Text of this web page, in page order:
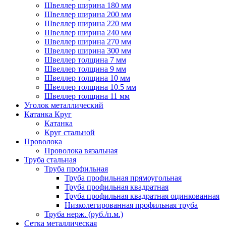
Швеллер ширина 180 мм
Швеллер ширина 200 мм
Швеллер ширина 220 мм
Швеллер ширина 240 мм
Швеллер ширина 270 мм
Швеллер ширина 300 мм
Швеллер толщина 7 мм
Швеллер толщина 9 мм
Швеллер толщина 10 мм
Швеллер толщина 10.5 мм
Швеллер толщина 11 мм
Уголок металлический
Катанка Круг
Катанка
Круг стальной
Проволока
Проволока вязальная
Труба стальная
Труба профильная
Труба профильная прямоугольная
Труба профильная квадратная
Труба профильная квадратная оцинкованная
Низколегированная профильная труба
Труба нерж. (руб./п.м.)
Сетка металлическая